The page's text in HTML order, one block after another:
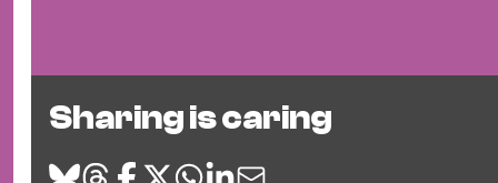
Sharing is caring